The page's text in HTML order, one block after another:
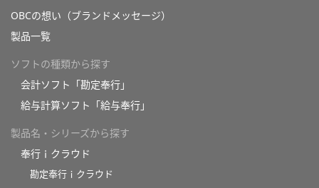
OBCの想い（ブランドメッセージ）
製品一覧
ソフトの種類から探す
会計ソフト「勘定奉行」
給与計算ソフト「給与奉行」
製品名・シリーズから探す
奉行ｉクラウド
勘定奉行ｉクラウド